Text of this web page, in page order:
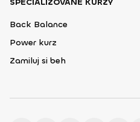
Back Balance
Power kurz
Zamiluj si beh